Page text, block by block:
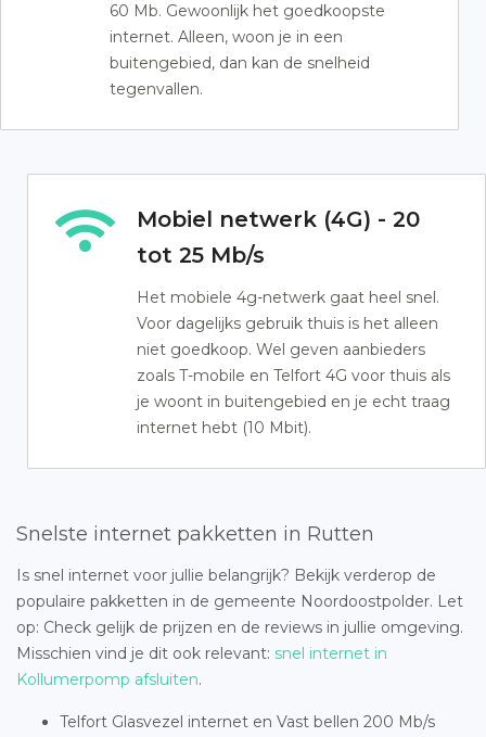
60 Mb. Gewoonlijk het goedkoopste
internet. Alleen, woon je in een
buitengebied, dan kan de snelheid
tegenvallen.
Mobiel netwerk (4G) - 20
tot 25 Mb/s
Het mobiele 4g-netwerk gaat heel snel.
Voor dagelijks gebruik thuis is het alleen
niet goedkoop. Wel geven aanbieders
zoals T-mobile en Telfort 4G voor thuis als
je woont in buitengebied en je echt traag
internet hebt (10 Mbit).
Snelste internet pakketten in Rutten
Is snel internet voor jullie belangrijk? Bekijk verderop de
populaire pakketten in de gemeente Noordoostpolder. Let
op: Check gelijk de prijzen en de reviews in jullie omgeving.
Misschien vind je dit ook relevant: snel internet in
Kollumerpomp afsluiten.
Telfort Glasvezel internet en Vast bellen 200 Mb/s